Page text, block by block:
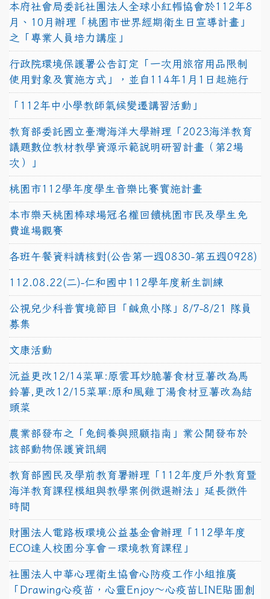
本府社會局委託社團法人全球小紅帽協會於112年8
月、10月辦理「桃園市世界經期衛生日宣導計畫」
之「專業人員培力講座」
行政院環境保護署公告訂定「一次用旅宿用品限制
使用對象及實施方式」，並自114年1月1日起施行
「112年中小學教師氣候變遷講習活動」
教育部委託國立臺灣海洋大學辦理「2023海洋教育
議題數位教材教學資源示範說明研習計畫（第2場
次）」
桃園市112學年度學生音樂比賽實施計畫
本市樂天桃園棒球場冠名權回饋桃園市民及學生免
費進場觀賽
各班午餐資料請核對(公告第一週0830-第五週0928)
112.08.22(二)-仁和國中112學年度新生訓練
公視兒少科普實境節目「鹹魚小隊」8/7-8/21 隊員
募集
文康活動
沅益更改12/14菜單:原雲耳炒脆薯食材豆薯改為馬
鈴薯,更改12/15菜單:原和風雞丁湯食材豆薯改為結
頭菜
農業部發布之「兔飼養與照顧指南」業公開發布於
該部動物保護資訊網
教育部國民及學前教育署辦理「112年度戶外教育暨
海洋教育課程模組與教學案例徵選辦法」延長徵件
時間
財團法人電路板環境公益基金會辦理「112學年度
ECO達人校園分享會－環境教育課程」
社團法人中華心理衛生協會心防疫工作小組推廣
「Drawing心疫苗，心靈Enjoy〜心疫苗LINE貼圖創